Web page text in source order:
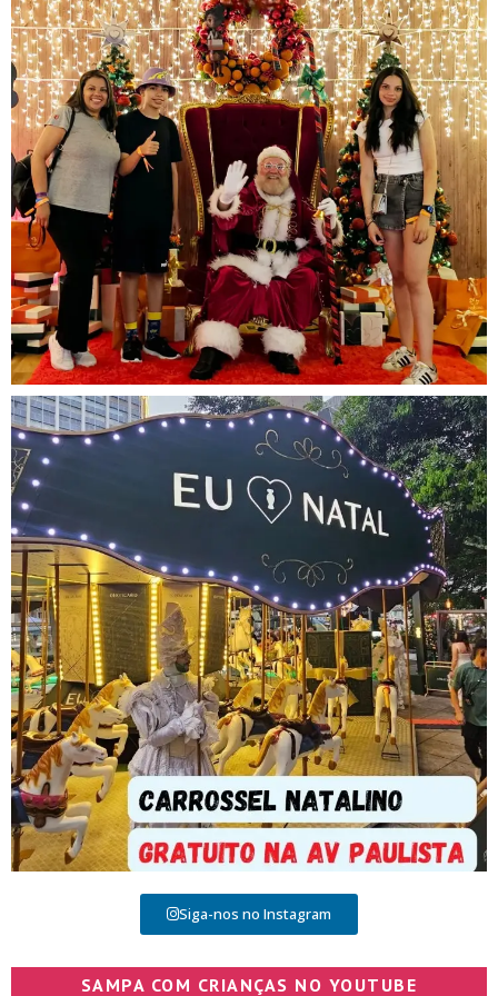
Siga-nos no Instagram
SAMPA COM CRIANÇAS NO YOUTUBE